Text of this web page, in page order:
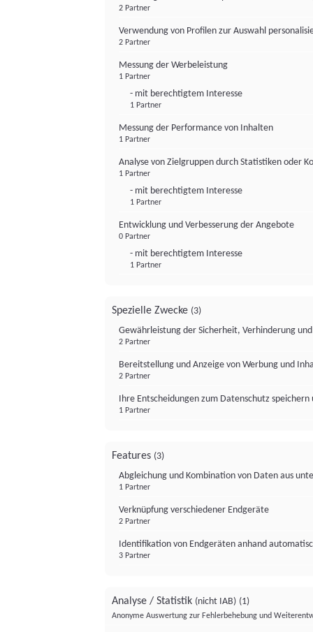
2 Partner
Verwendung von Profilen zur Auswahl
2 Partner
Messung der Werbeleistung
1 Partner
- mit berechtigtem Interesse
1 Partner
Messung der Performance von Inhalten
1 Partner
Analyse von Zielgruppen durch Statistiken oder
1 Partner
- mit berechtigtem Interesse
1 Partner
Entwicklung und Verbesserung der Angebote
0 Partner
- mit berechtigtem Interesse
1 Partner
Spezielle Zwecke (3)
Gewährleistung der Sicherheit, Verhinderung
2 Partner
Bereitstellung und Anzeige von Werbung und
2 Partner
Ihre Entscheidungen zum Datenschutz
1 Partner
Features (3)
Abgleichung und Kombination von Daten aus
1 Partner
Verknüpfung verschiedener Endgeräte
2 Partner
Identifikation von Endgeräten anhand
3 Partner
Analyse / Statistik (nicht IAB) (1)
Anonyme Auswertung zur Fehlerbehebung und